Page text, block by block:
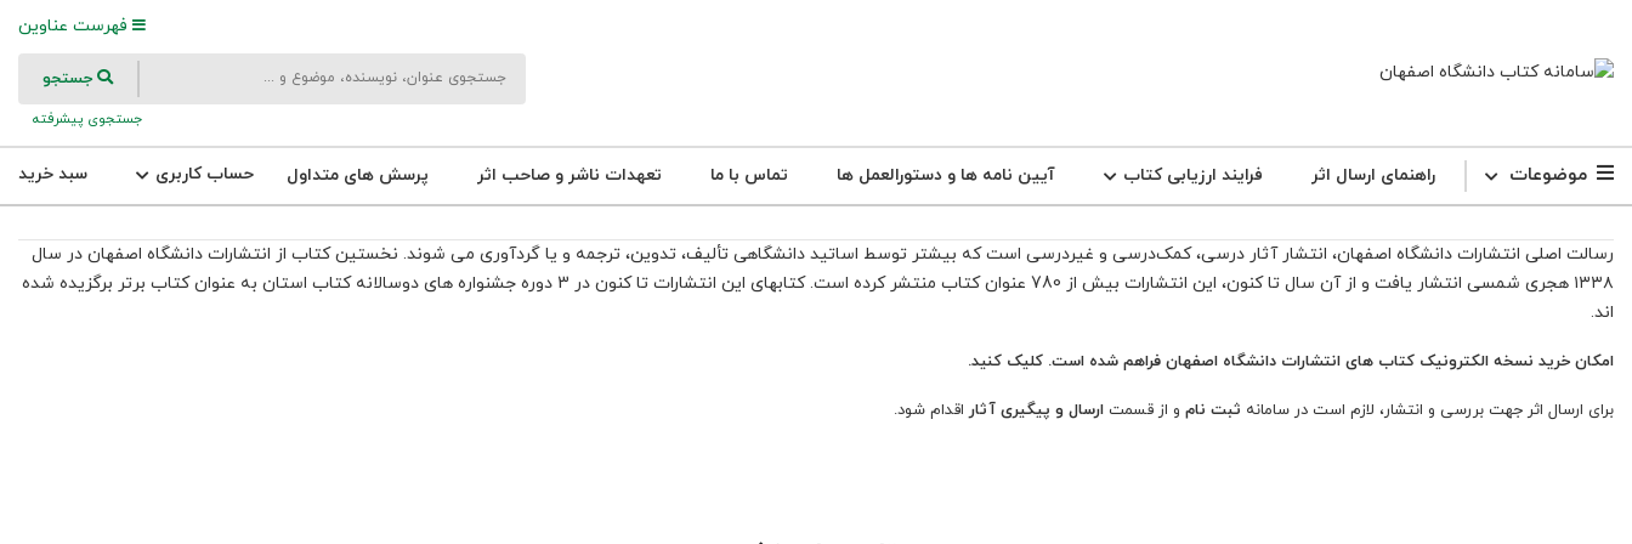
فهرست عناوین
جستجو
جستجوی پیشرفته
موضوعات راهنمای ارسال اثر فرایند ارزیابی کتاب آیین نامه ها و دستورالعمل ها تماس با ما تعهدات ناشر و صاحب اثر پرسش های متداول حساب کاربری سبد خرید
رسالت اصلی انتشارات دانشگاه اصفهان، انتشار آثار درسی، کمک‌درسی و غیردرسی است که بیشتر توسط اساتید دانشگاهی تألیف، تدوین، ترجمه و یا گردآوری می­ شوند. نخستین کتاب از انتشارات دانشگاه اصفهان در سال
۱۳۳۸ هجری شمسی انتشار یافت و از آن سال تا کنون، این انتشارات بیش از 780 عنوان کتاب منتشر کرده است. کتابهای این انتشارات تا کنون در 3 دوره جشنواره های دوسالانه کتاب استان به عنوان کتاب برتر برگزیده شده
اند.
امکان خرید نسخه الکترونیک کتاب های انتشارات دانشگاه اصفهان فراهم شده است. کلیک کنید.
برای ارسال اثر جهت بررسی و انتشار، لازم است در سامانه ثبت نام و از قسمت ارسال و پیگیری آثار اقدام شود.